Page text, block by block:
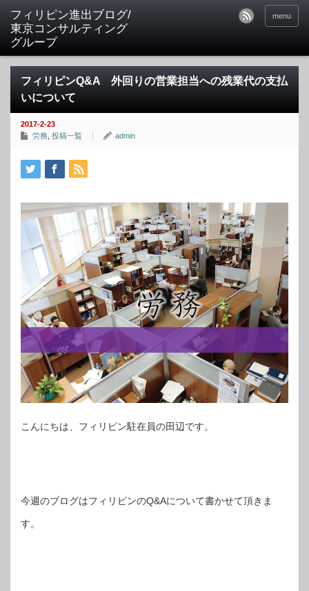
フィリピン進出ブログ/
東京コンサルティング
グループ
menu
フィリピンQ&A 外回りの営業担当への残業代の支払
いについて
2017-2-23
労務 投稿一覧 admin
こんにちは、フィリピン駐在員の田辺です。
今週のブログはフィリピンのQ&Aについて書かせて頂きま
す。